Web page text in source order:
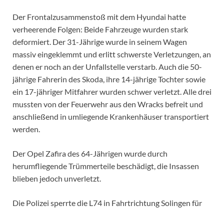
Der Frontalzusammenstoß mit dem Hyundai hatte
verheerende Folgen: Beide Fahrzeuge wurden stark
deformiert. Der 31-Jährige wurde in seinem Wagen
massiv eingeklemmt und erlitt schwerste Verletzungen, an
denen er noch an der Unfallstelle verstarb. Auch die 50-
jährige Fahrerin des Skoda, ihre 14-jährige Tochter sowie
ein 17-jähriger Mitfahrer wurden schwer verletzt. Alle drei
mussten von der Feuerwehr aus den Wracks befreit und
anschließend in umliegende Krankenhäuser transportiert
werden.
Der Opel Zafira des 64-Jährigen wurde durch
herumfliegende Trümmerteile beschädigt, die Insassen
blieben jedoch unverletzt.
Die Polizei sperrte die L74 in Fahrtrichtung Solingen für